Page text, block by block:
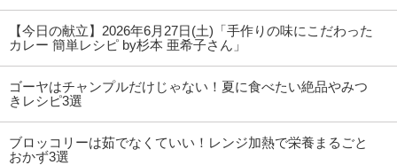
【今日の献立】2026年6月27日(土)「手作りの味にこだわった
カレー 簡単レシピ by杉本 亜希子さん」
ゴーヤはチャンプルだけじゃない！夏に食べたい絶品やみつ
きレシピ3選
ブロッコリーは茹でなくていい！レンジ加熱で栄養まるごと
おかず3選